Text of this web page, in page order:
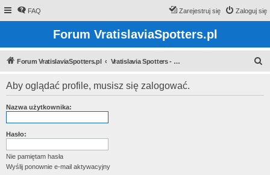
FAQ Zaloguj się
Zarejestruj się
Forum VratislaviaSpotters.pl
Forum VratislaviaSpotters.pl Vratislavia Spotters - Wroclawska grupa spotterska
Aby oglądać profile, musisz się zalogować.
Nazwa użytkownika:
Hasło:
Nie pamiętam hasła
Wyślij ponownie e-mail aktywacyjny